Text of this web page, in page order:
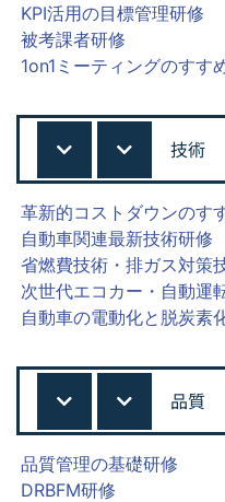
KPI活用の目標管理研修
被考課者研修
1on1ミーティングのすす
技術
革新的コストダウンのす
自動車関連最新技術研修
省燃費技術・排ガス対策
次世代エコカー・自動運
自動車の電動化と脱炭素
品質
品質管理の基礎研修
DRBFM研修